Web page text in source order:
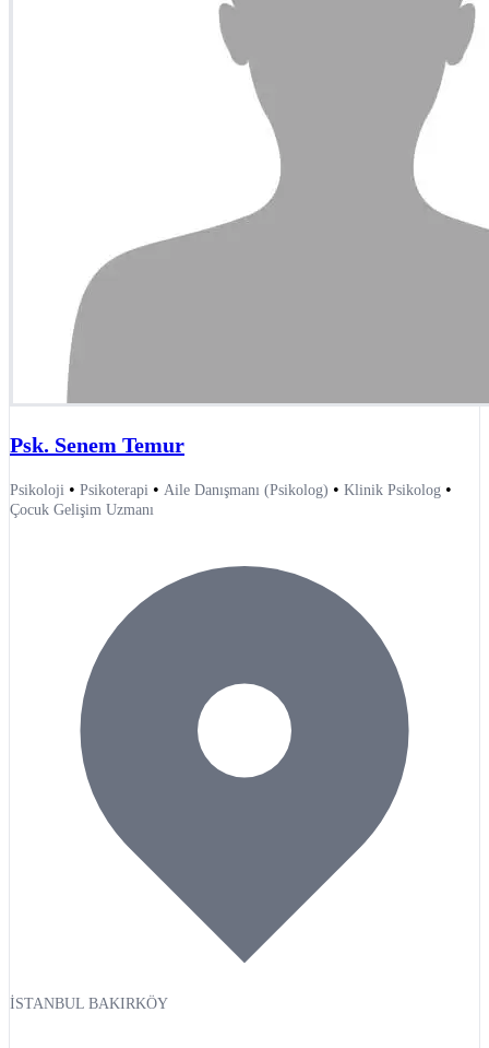
Psk. Senem Temur
Psikoloji • Psikoterapi • Aile Danışmanı (Psikolog) • Klinik Psikolog •
Çocuk Gelişim Uzmanı
İSTANBUL BAKIRKÖY